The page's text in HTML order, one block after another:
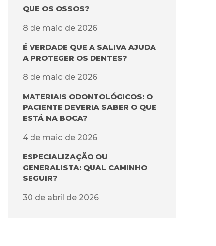
QUE OS OSSOS?
8 de maio de 2026
É VERDADE QUE A SALIVA AJUDA
A PROTEGER OS DENTES?
8 de maio de 2026
MATERIAIS ODONTOLÓGICOS: O
PACIENTE DEVERIA SABER O QUE
ESTÁ NA BOCA?
4 de maio de 2026
ESPECIALIZAÇÃO OU
GENERALISTA: QUAL CAMINHO
SEGUIR?
30 de abril de 2026